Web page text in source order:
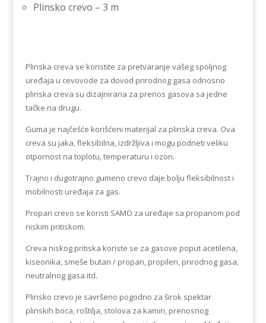
Plinsko crevo – 3 m
Plinska creva se koristite za pretvaranje vašeg spoljnog
uređaja u cevovode za dovod prirodnog gasa odnosno
plinska creva su dizajnirana za prenos gasova sa jedne
tačke na drugu.
Guma je najčešće korišćeni materijal za plinska creva. Ova
creva su jaka, fleksibilna, izdržljiva i mogu podneti veliku
otpornost na toplotu, temperaturu i ozon.
Trajno i dugotrajno gumeno crevo daje bolju fleksibilnost i
mobilnosti uređaja za gas.
Propan crevo se koristi SAMO za uređaje sa propanom pod
niskim pritiskom.
Creva niskog pritiska koriste se za gasove poput acetilena,
kiseonika, smeše butan / propan, propilen, prirodnog gasa,
neutralnog gasa itd.
Plinsko crevo je savršeno pogodno za širok spektar
plinskih boca, roštilja, stolova za kamin, prenosnog